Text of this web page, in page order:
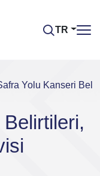
TR
Yolu Kanseri